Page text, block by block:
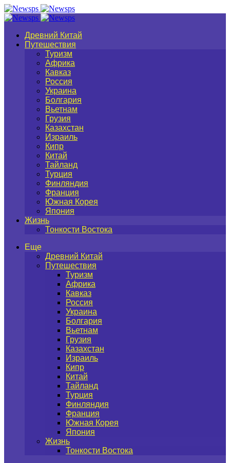
Древний Китай
Путешествия
Туризм
Африка
Кавказ
Россия
Украина
Болгария
Вьетнам
Грузия
Казахстан
Израиль
Кипр
Китай
Тайланд
Турция
Финляндия
Франция
Южная Корея
Япония
Жизнь
Тонкости Востока
Еще
Древний Китай
Путешествия
Туризм
Африка
Кавказ
Россия
Украина
Болгария
Вьетнам
Грузия
Казахстан
Израиль
Кипр
Китай
Тайланд
Турция
Финляндия
Франция
Южная Корея
Япония
Жизнь
Тонкости Востока